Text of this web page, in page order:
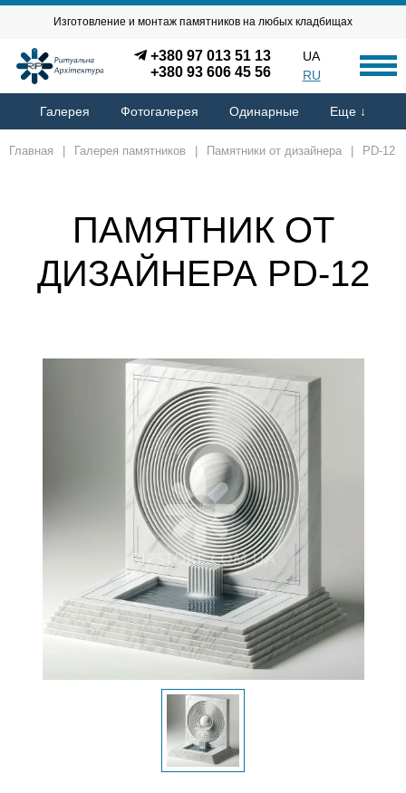
Изготовление и монтаж памятников на любых кладбищах
+380 97 013 51 13
+380 93 606 45 56
UA
RU
Галерея Фотогалерея Одинарные Еще ↓
Главная Галерея памятников Памятники от дизайнера PD-12
ПАМЯТНИК ОТ
ДИЗАЙНЕРА PD-12